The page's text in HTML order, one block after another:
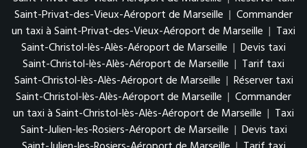
Saint-Privat-des-Vieux-Aéroport de Marseille | Commander
un taxi à Saint-Privat-des-Vieux-Aéroport de Marseille | Taxi
Saint-Christol-lès-Alès-Aéroport de Marseille | Devis taxi
Saint-Christol-lès-Alès-Aéroport de Marseille | Tarif taxi
Saint-Christol-lès-Alès-Aéroport de Marseille | Réserver taxi
Saint-Christol-lès-Alès-Aéroport de Marseille | Commander
un taxi à Saint-Christol-lès-Alès-Aéroport de Marseille | Taxi
Saint-Julien-les-Rosiers-Aéroport de Marseille | Devis taxi